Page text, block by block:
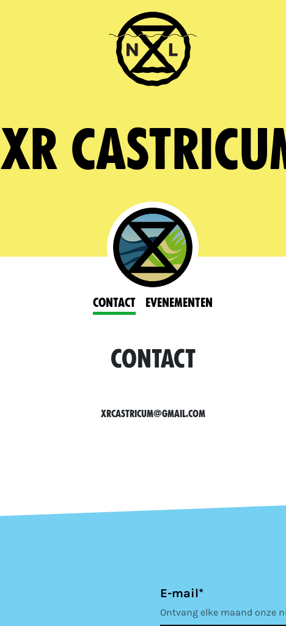
XR
Contact Evenementen
Contact
xrcastricum@gmail.com
E-mail*
Ontvang elke maand onze